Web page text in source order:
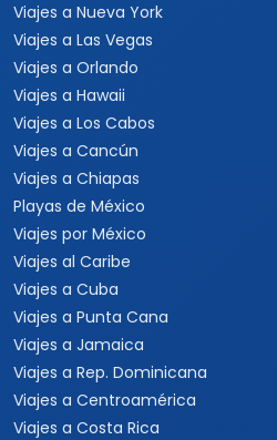
Viajes a Nueva York
Viajes a Las Vegas
Viajes a Orlando
Viajes a Hawaii
Viajes a Los Cabos
Viajes a Cancún
Viajes a Chiapas
Playas de México
Viajes por México
Viajes al Caribe
Viajes a Cuba
Viajes a Punta Cana
Viajes a Jamaica
Viajes a Rep. Dominicana
Viajes a Centroamérica
Viajes a Costa Rica